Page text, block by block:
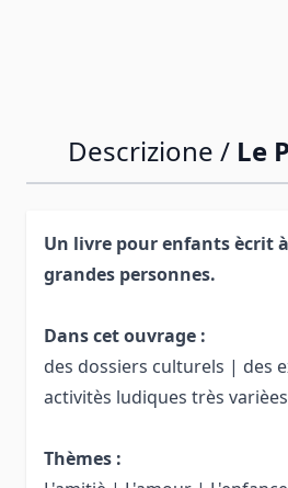
Descrizione / Le
Un livre pour enfants ècrit
grandes personnes.
Dans cet ouvrage :
des dossiers culturels | des
activitès ludiques très varièes
Thèmes :